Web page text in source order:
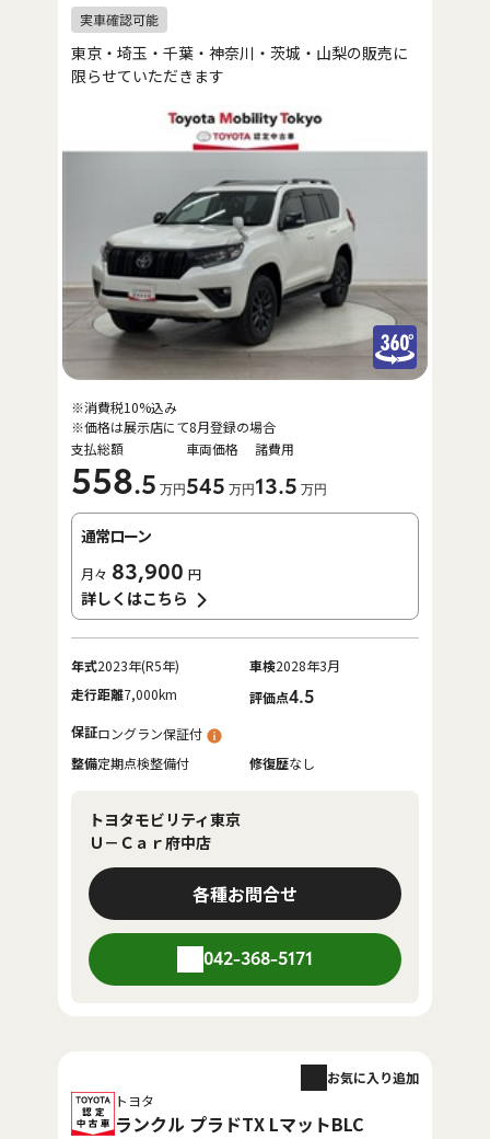
東京・埼玉・千葉・神奈川・茨城・山梨の販売に
限らせていただきます
支払総額
558.5 万円
車両価格
545 万円
諸費用
13.5 万円
※消費税10%込み
※価格は展示店にて8月登録の場合
通常ローン
月々 83,900 円
詳しくはこちら
年式2023年(R5年) 車検2028年3月
走行距離7,000km 評価点4.5
保証ロングラン保証付
整備定期点検整備付 修復歴なし
トヨタモビリティ東京
Ｕ－Ｃａｒ府中店
各種お問合せ
042-368-5171
トヨタ
ランクル プラドTX LマットBLC
お気に入り追加